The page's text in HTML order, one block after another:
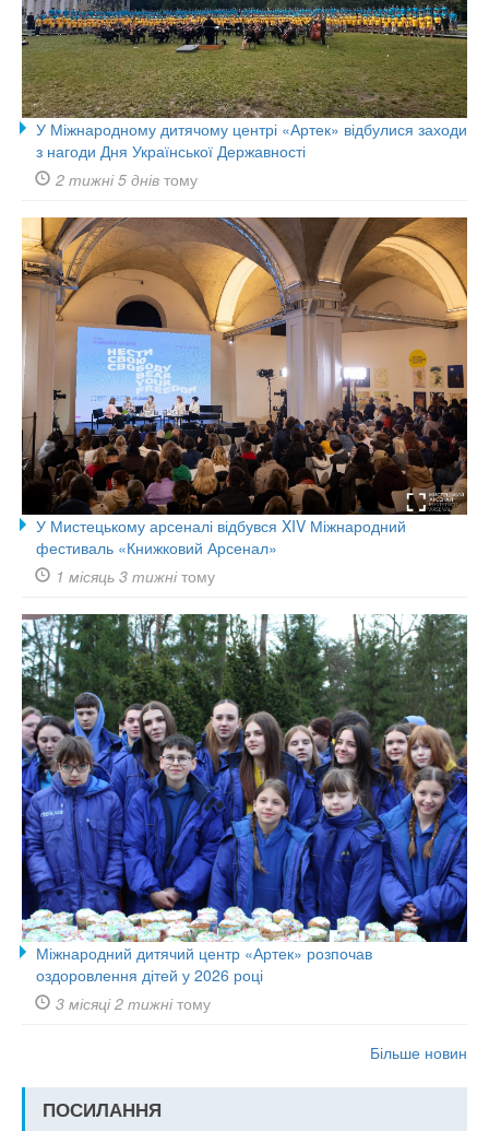
У Міжнародному дитячому центрі «Артек» відбулися заходи
з нагоди Дня Української Державності
2 тижні 5 днів тому
У Мистецькому арсеналі відбувся XIV Міжнародний
фестиваль «Книжковий Арсенал»
1 місяць 3 тижнітому
Міжнародний дитячий центр «Артек» розпочав
оздоровлення дітей у 2026 році
3 місяці 2 тижнітому
Більше новин
ПОСИЛАННЯ